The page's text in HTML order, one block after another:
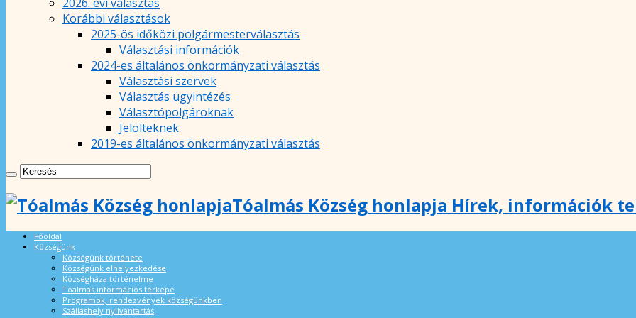
Korábbi választások
2025-ös időközi polgármesterválasztás
Választási információk
2024-es általános önkormányzati választás
Választási szervek
Választás ügyintézés
Választópolgároknak
Jelölteknek
2019-es általános önkormányzati választás
Tóalmás Község honlapja Hírek, információk
Főoldal
Községünk
Községünk története
Községünk elhelyezkedése
Községháza történelme
Tóalmás információs térképe
Programok, rendezvények községünkben
Szálláshely nyilvántartás